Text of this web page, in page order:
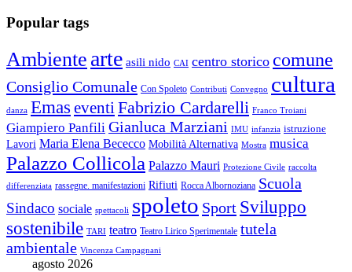
Popular tags
Ambiente arte asili nido CAI centro storico comune
Consiglio Comunale Con Spoleto Contributi Convegno cultura
danza Emas eventiFabrizio Cardarelli Franco Troiani
Giampiero Panfili Gianluca Marziani IMU infanzia istruzione
Lavori Maria Elena Bececco Mobilità Alternativa Mostra musica
Palazzo Collicola Palazzo Mauri Protezione Civile raccolta
differenziata rassegne. manifestazioni Rifiuti Rocca Albornoziana Scuola
Sindaco sociale spettacoli spoleto Sport Sviluppo
sostenibile TARI teatro Teatro Lirico Sperimentale tutela
ambientale Vincenza Campagnani
agosto 2026